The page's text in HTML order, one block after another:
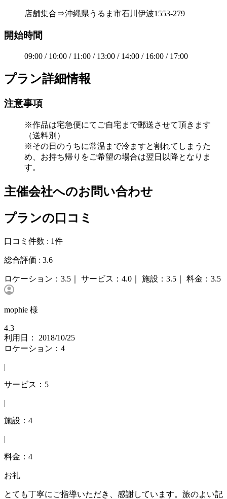
店舗集合⇒沖縄県うるま市石川伊波1553-279
開始時間
09:00 / 10:00 / 11:00 / 13:00 / 14:00 / 16:00 / 17:00
プラン詳細情報
注意事項
※作品は宅急便にてご自宅まで郵送させて頂きます
（送料別）
※その日のうちに常温まで冷ますと割れてしまうた
め、お持ち帰りをご希望の場合は翌日以降となりま
す。
主催会社へのお問い合わせ
プランの口コミ
口コミ件数 : 1件
総合評価 : 3.6
ロケーション： 3.5｜ サービス： 4.0｜ 施設： 3.5｜ 料金： 3.5
mophie 様
4.3
利用日： 2018/10/25
ロケーション：4
|
サービス：5
|
施設：4
|
料金：4
お礼
とても丁寧にご指導いただき、感謝しています。旅のよい記